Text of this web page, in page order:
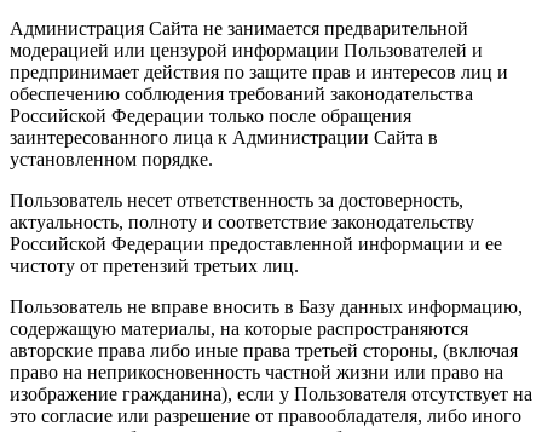
Администрация Сайта не занимается предварительной
модерацией или цензурой информации Пользователей и
предпринимает действия по защите прав и интересов лиц и
обеспечению соблюдения требований законодательства
Российской Федерации только после обращения
заинтересованного лица к Администрации Сайта в
установленном порядке.
Пользователь несет ответственность за достоверность,
актуальность, полноту и соответствие законодательству
Российской Федерации предоставленной информации и ее
чистоту от претензий третьих лиц.
Пользователь не вправе вносить в Базу данных информацию,
содержащую материалы, на которые распространяются
авторские права либо иные права третьей стороны, (включая
право на неприкосновенность частной жизни или право на
изображение гражданина), если у Пользователя отсутствует на
это согласие или разрешение от правообладателя, либо иного